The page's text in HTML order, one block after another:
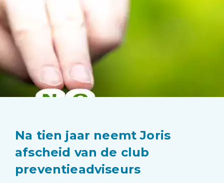
Na tien jaar neemt Joris
afscheid van de club
preventieadviseurs